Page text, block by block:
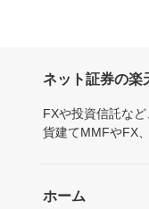
ネット証券の楽
FXや投資信託な
貨建てMMFやFX
ホーム